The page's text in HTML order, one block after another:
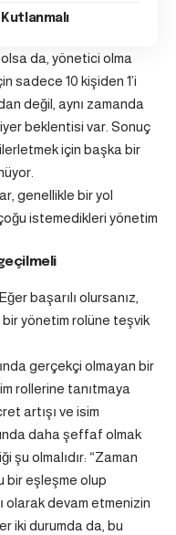
da, yönetici olma
sadece 10 kişiden 1’i
değil, aynı zamanda
beklentisi var. Sonuç
için başka bir
genellikle bir yol
istemedikleri yönetim
başarılı olursanız,
yönetim rolüne teşvik
gerçekçi olmayan bir
rollerine tanıtmaya
artışı ve isim
daha şeffaf olmak
şu olmalıdır: “Zaman
bir eşleşme olup
olarak devam etmenizin
iki durumda da, bu